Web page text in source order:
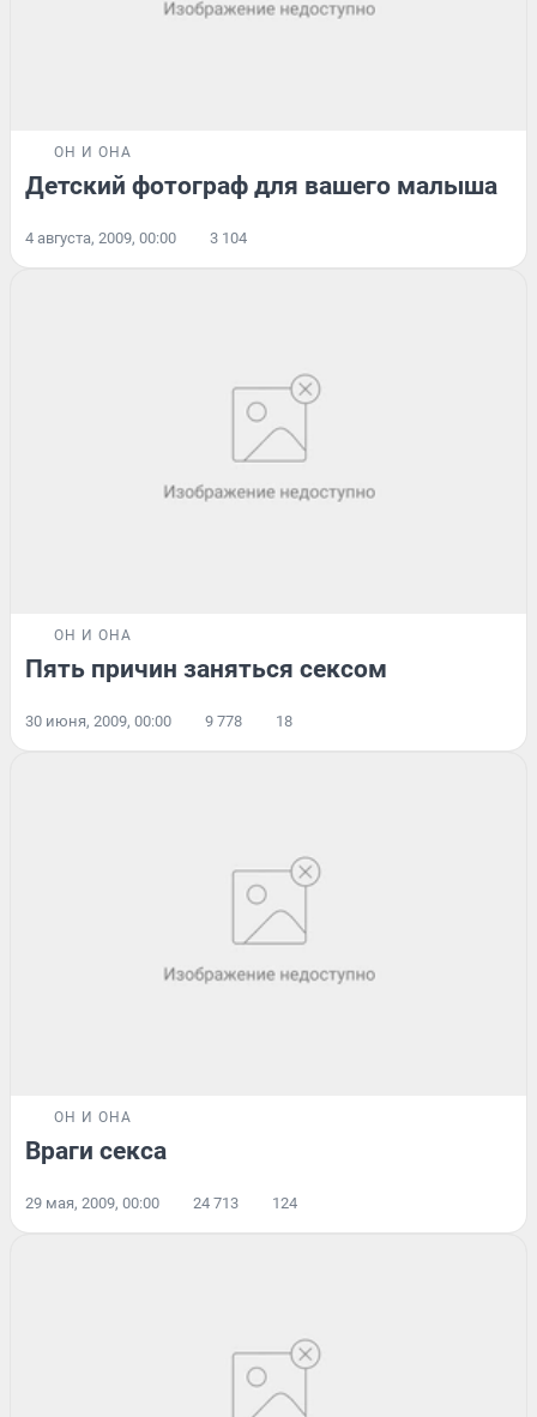
ОН И ОНА
Детский фотограф для вашего малыша
4 августа, 2009, 00:00 3 104
ОН И ОНА
Пять причин заняться сексом
30 июня, 2009, 00:00 9 778 18
ОН И ОНА
Враги секса
29 мая, 2009, 00:00 24 713 124